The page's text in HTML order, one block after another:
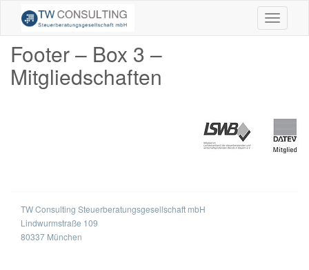
Toggle
Footer – Box 3 –
Mitgliedschaften
TW Consulting Steuerberatungsgesellschaft mbH
Lindwurmstraße 109
80337 München